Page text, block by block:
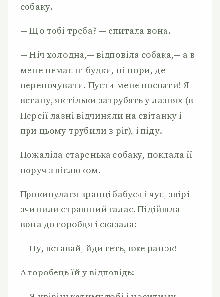
собаку.
— Що тобі треба? — спитала вона.
— Ніч холодна,— відповіла собака,— а в
мене немає ні будки, ні нори, де
переночувати. Пусти мене поспати! Я
встану, як тільки затрубять у лазнях (в
Персії лазні відчиняли на світанку і
при цьому трубили в ріг), і піду.
Пожаліла старенька собаку, поклала її
поруч з віслюком.
Прокинулася вранці бабуся і чує, звірі
зчинили страшний галас. Підійшла
вона до горобця і сказала:
— Ну, вставай, йди геть, вже ранок!
А горобець їй у відповідь: